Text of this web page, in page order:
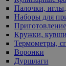
Палочки,
Наборы для
Кружки,
Термометры,
Воронки
Дуршлаги